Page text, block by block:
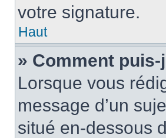
votre signature.
Haut
» Comment
Lorsque vous
message d’un
situé en-dessous